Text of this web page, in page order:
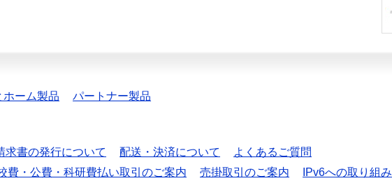
ホーム製品 パートナー製品
求書の発行について 配送・決済について
よくあるご質問
費・公費・科研費払い取引のご案内 売掛取引のご案内
IPv6への取り組み